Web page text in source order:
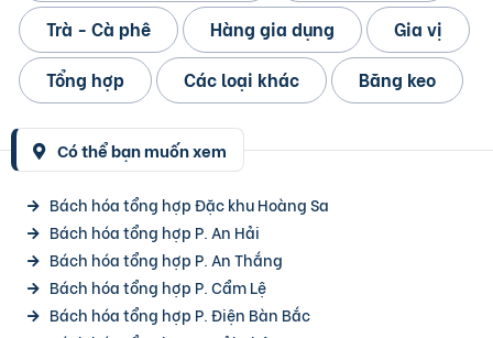
Trà - Cà phê
Hàng gia dụng
Gia vị
Tổng hợp
Các loại khác Băng keo
Có thể bạn muốn xem
Bách hóa tổng hợp Đặc khu Hoàng Sa
Bách hóa tổng hợp P. An Hải
Bách hóa tổng hợp P. An Thắng
Bách hóa tổng hợp P. Cẩm Lệ
Bách hóa tổng hợp P. Điện Bàn Bắc